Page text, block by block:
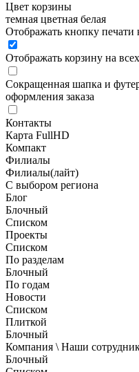
Цвет корзины
темная цветная белая
Отображать кнопку печати
Отображать корзину на
Сокращенная шапка и
оформления заказа
Контакты
Карта FullHD
Компакт
Филиалы
Филиалы(лайт)
С выбором региона
Блог
Блочный
Списком
Проекты
Списком
По разделам
Блочный
По годам
Новости
Списком
Плиткой
Блочный
Компания \ Наши
Блочный